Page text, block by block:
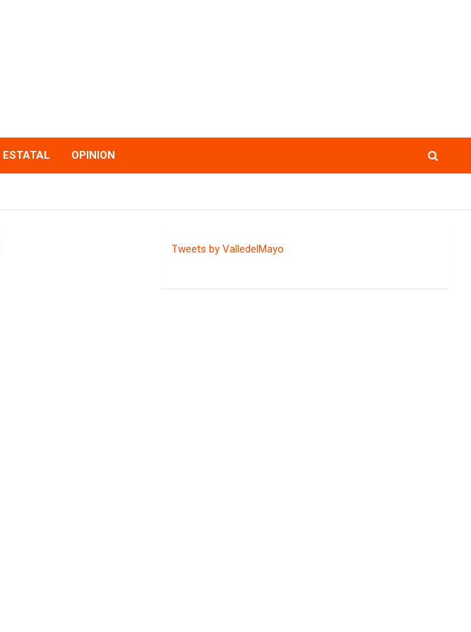
ESTATAL OPINION
Tweets by ValledelMayo